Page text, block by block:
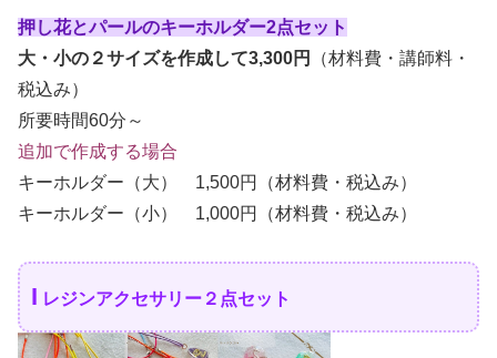
押し花とパールのキーホルダー2点セット
大・小の２サイズを作成して3,300円
（材料費・講師料・
税込み）
所要時間60分～
追加で作成する場合
キーホルダー（大） 1,500円（材料費・税込み）
キーホルダー（小） 1,000円（材料費・税込み）
I レジンアクセサリー２点セット